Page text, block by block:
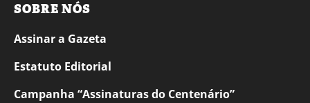
SOBRE NÓS
Assinar a Gazeta
Estatuto Editorial
Campanha “Assinaturas do Centenário”